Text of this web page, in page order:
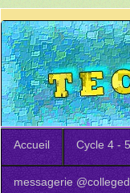
Accueil Cycle 4 -
messagerie